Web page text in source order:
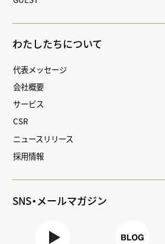
わたしたちについて
代表メッセージ
会社概要
サービス
CSR
ニュースリリース
採用情報
SNS・メールマガジン